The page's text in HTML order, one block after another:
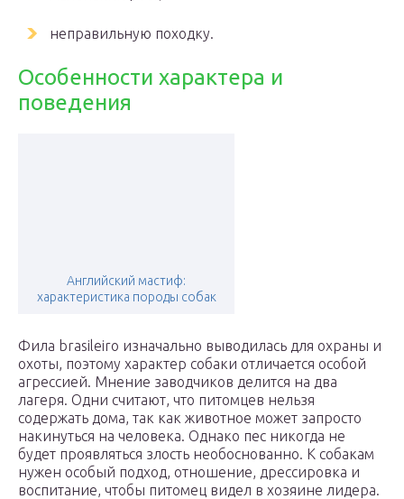
неправильную походку.
Особенности характера и
поведения
Английский мастиф:
характеристика породы собак
Фила brasileiro изначально выводилась для охраны и
охоты, поэтому характер собаки отличается особой
агрессией. Мнение заводчиков делится на два
лагеря. Одни считают, что питомцев нельзя
содержать дома, так как животное может запросто
накинуться на человека. Однако пес никогда не
будет проявляться злость необоснованно. К собакам
нужен особый подход, отношение, дрессировка и
воспитание, чтобы питомец видел в хозяине лидера.